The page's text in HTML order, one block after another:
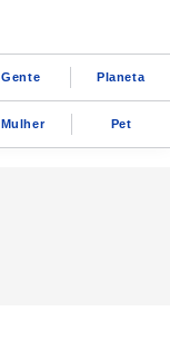
Gente Planeta
Mulher Pet